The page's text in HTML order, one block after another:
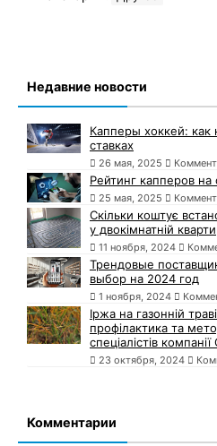
Недавние новости
Капперы хоккей: как
ставках
26 мая, 2025
Рейтинг капперов на
25 мая, 2025
Скільки коштує
у двокімнатній
11 ноября, 2024
Трендовые
выбор на 2024 год
1 ноября, 2024
Іржа на газонній
профілактика та
спеціалістів
23 октября, 2024
Комментарии